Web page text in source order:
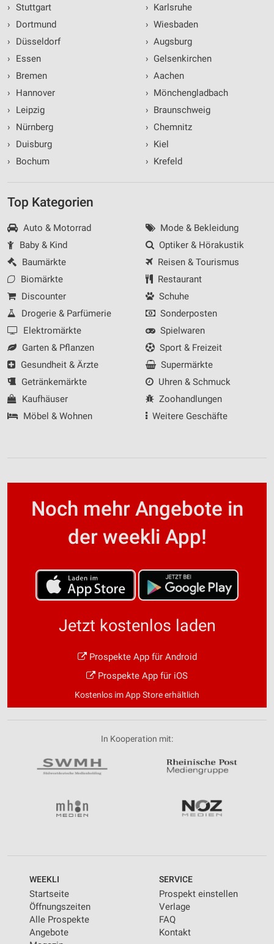
› Stuttgart
›
Dortmund
›
Düsseldorf
›
Essen
›
Bremen
›
Hannover
›
Leipzig
›
Nürnberg
›
Duisburg
›
Bochum
› Karlsruhe
› Wiesbaden
› Augsburg
› Gelsenkirchen
› Aachen
› Mönchengladbach
› Braunschweig
› Chemnitz
› Kiel
› Krefeld
Top Kategorien
Auto & Motorrad
Baby & Kind
Baumärkte
Biomärkte
Discounter
Drogerie & Parfümerie
Elektromärkte
Garten & Pflanzen
Gesundheit & Ärzte
Getränkemärkte
Kaufhäuser
Möbel & Wohnen
Mode & Bekleidung
Optiker & Hörakustik
Reisen & Tourismus
Restaurant
Schuhe
Sonderposten
Spielwaren
Sport & Freizeit
Supermärkte
Uhren & Schmuck
Zoohandlungen
Weitere Geschäfte
Noch mehr Angebote in
der weekli App!
Jetzt kostenlos laden
Prospekte App für Android
Prospekte App für iOS
Kostenlos im App Store erhältlich
In Kooperation mit:
WEEKLI
Startseite
Öffnungszeiten
Alle Prospekte
Angebote
SERVICE
Prospekt einstellen
Verlage
FAQ
Kontakt